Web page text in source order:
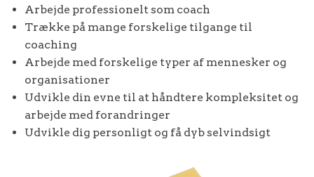
Arbejde professionelt som coach
Trække på mange forskelige tilgange til
coaching
Arbejde med forskelige typer af mennesker og
organisationer
Udvikle din evne til at håndtere kompleksitet og
arbejde med forandringer
Udvikle dig personligt og få dyb selvindsigt